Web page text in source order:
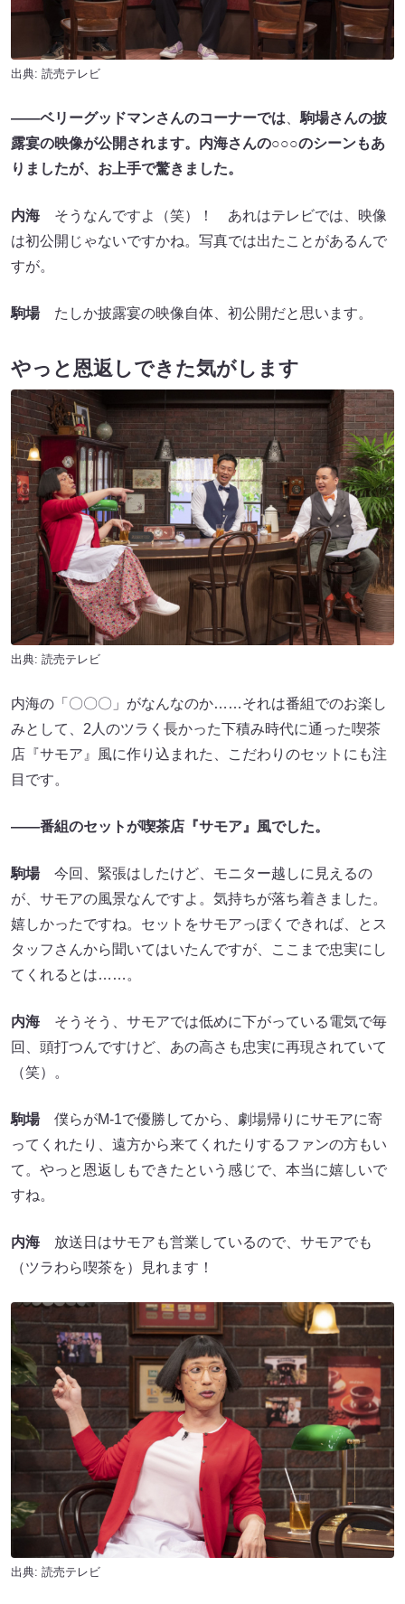
出典: 読売テレビ
――ベリーグッドマンさんのコーナーでは
駒場さんの披
露宴の映像が公開されます。内海さんの○○○のシーンもあ
りましたが、お上手で驚きました。
内海 そうなんですよ（笑）！ あれはテレビでは、映像
は初公開じゃないですかね。写真では出たことがあるんで
すが。
駒場たしか披露宴の映像自体、初公開だと思います。
やっと恩返しできた気がします
出典: 読売テレビ
内海の「〇〇〇」がなんなのか……それは番組でのお楽し
みとして、2人のツラく長かった下積み時代に通った喫茶
店『サモア』風に作り込まれた、こだわりのセットにも注
目です。
――番組のセットが喫茶店『サモア』風でした。
駒場今回、緊張はしたけど、モニター越しに見えるの
が、サモアの風景なんですよ。気持ちが落ち着きました。
嬉しかったですね。セットをサモアっぽくできれば、とス
タッフさんから聞いてはいたんですが、ここまで忠実にし
てくれるとは……。
内海 そうそう、サモアでは低めに下がっている電気で毎
回、頭打つんですけど、あの高さも忠実に再現されていて
（笑）。
駒場僕らがM-1で優勝してから、劇場帰りにサモアに寄
ってくれたり、遠方から来てくれたりするファンの方もい
て。やっと恩返しもできたという感じで、本当に嬉しいで
すね。
内海 放送日はサモアも営業しているので、サモアでも
（ツラわら喫茶を）見れます！
出典: 読売テレビ